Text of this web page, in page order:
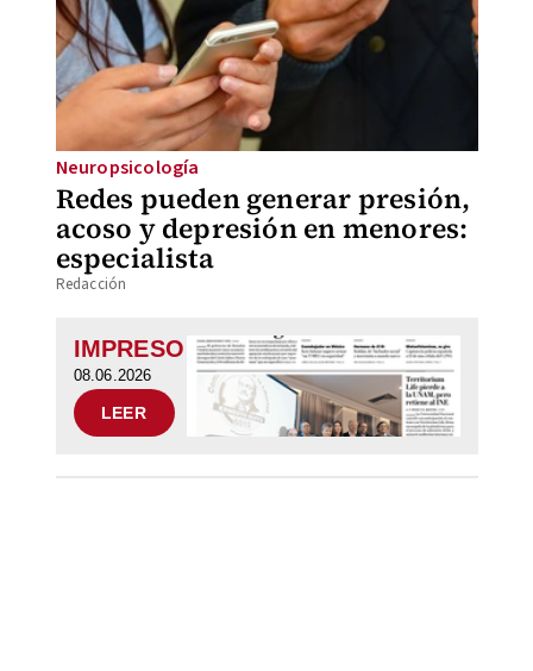
Redes pueden generar presión,
acoso y depresión en menores:
especialista
Neuropsicología
Redacción
IMPRESO
08.06.2026
LEER